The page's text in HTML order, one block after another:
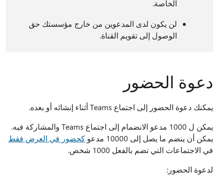
الخاصة.
لن يكون لدى المدعوين من خارج مؤسستك حق
الوصول إلى تقويم القناة.
دعوة الحضور
يمكنك دعوة الحضور إلى اجتماع Teams أثناء إنشائه أو بعده.
يمكن ل 1000 مدعو الانضمام إلى اجتماع Teams والمشاركة فيه.
يمكن أن ينضم ما يصل إلى 10000 مدعو
كحضور في العرض فقط
في الاجتماعات التي تضم بالفعل 1000 شخص.
لدعوة الحضور: